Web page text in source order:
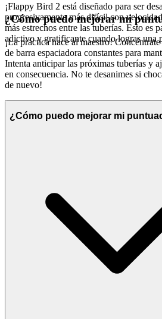
¡Flappy Bird 2 está diseñado para ser
progresivamente más difícil con
más estrechos entre las tuberías. Esto es
adictivo y gratificante cuando logras una
¿Cómo puedo mejorar mi
¡La práctica hace al maestro!
de barra espaciadora constantes para
Intenta anticipar las próximas tuberías y
en consecuencia. No te desanimes si
de nuevo!
¿Cómo puedo mejorar mi